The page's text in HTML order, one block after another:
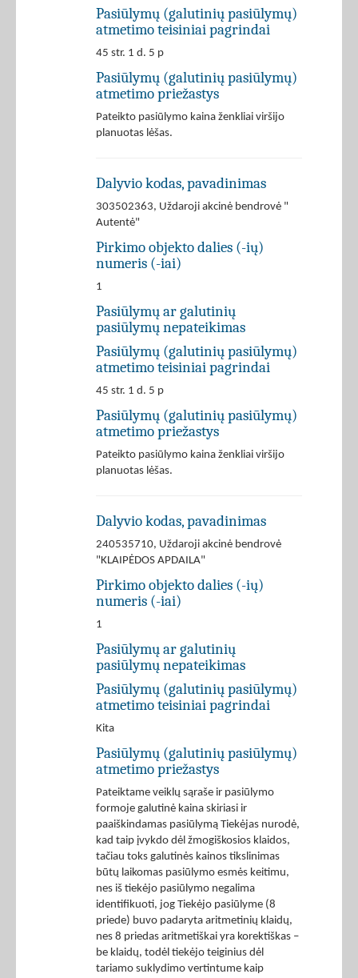
Pasiūlymų (galutinių pasiūlymų)
atmetimo teisiniai pagrindai
45 str. 1 d. 5 p
Pasiūlymų (galutinių pasiūlymų)
atmetimo priežastys
Pateikto pasiūlymo kaina ženkliai viršijo
planuotas lėšas.
Dalyvio kodas, pavadinimas
303502363, Uždaroji akcinė bendrovė "
Autentė"
Pirkimo objekto dalies (-ių)
numeris (-iai)
1
Pasiūlymų ar galutinių
pasiūlymų nepateikimas
Pasiūlymų (galutinių pasiūlymų)
atmetimo teisiniai pagrindai
45 str. 1 d. 5 p
Pasiūlymų (galutinių pasiūlymų)
atmetimo priežastys
Pateikto pasiūlymo kaina ženkliai viršijo
planuotas lėšas.
Dalyvio kodas, pavadinimas
240535710, Uždaroji akcinė bendrovė
"KLAIPĖDOS APDAILA"
Pirkimo objekto dalies (-ių)
numeris (-iai)
1
Pasiūlymų ar galutinių
pasiūlymų nepateikimas
Pasiūlymų (galutinių pasiūlymų)
atmetimo teisiniai pagrindai
Kita
Pasiūlymų (galutinių pasiūlymų)
atmetimo priežastys
Pateiktame veiklų sąraše ir pasiūlymo
formoje galutinė kaina skiriasi ir
paaiškindamas pasiūlymą Tiekėjas nurodė,
kad taip įvykdo dėl žmogiškosios klaidos,
tačiau toks galutinės kainos tikslinimas
būtų laikomas pasiūlymo esmės keitimu,
nes iš tiekėjo pasiūlymo negalima
identifikuoti, jog Tiekėjo pasiūlyme (8
priede) buvo padaryta aritmetinių klaidų,
nes 8 priedas aritmetiškai yra korektiškas –
be klaidų, todėl tiekėjo teiginius dėl
tariamo suklydimo vertintume kaip